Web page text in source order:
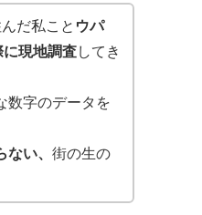
だ私こと ウパ
現地調査してき
数字のデータを
い、 街の生の